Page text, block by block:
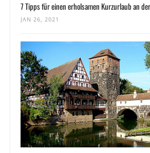
7 Tipps für einen erholsamen Kurzurlaub an
JAN 26, 2021